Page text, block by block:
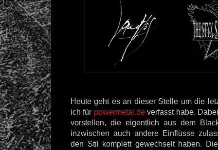
Heute geht es an dieser Stelle um die
ich für powermetal.deverfasst habe.
vorstellen, die eigentlich aus dem
inzwischen auch andere Einflüsse
den Stil komplett gewechselt haben.